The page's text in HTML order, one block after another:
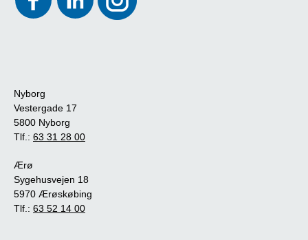
Nyborg
Vestergade 17
5800 Nyborg
Tlf.: 63 31 28 00
Ærø
Sygehusvejen 18
5970 Ærøskøbing
Tlf.: 63 52 14 00